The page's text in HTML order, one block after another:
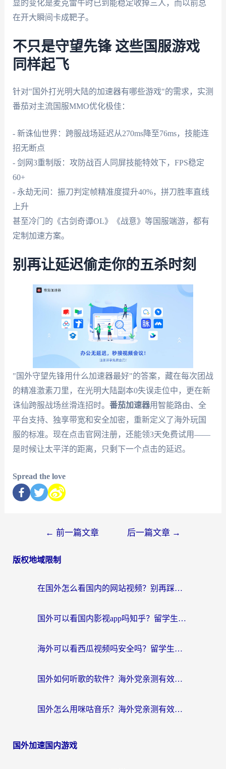
显的变化是麦克雷午时已到能稳定收掉三人，而以前总
在开大瞬间卡成靶子。
不只是守望先锋 这些国服游戏
同样起飞
针对"国外打光明大陆的加速器有哪些游戏"的需求，实测
番茄对主流国服MMO优化极佳：
- 新诛仙世界：跨服战场延迟从270ms降至76ms，技能连
招无断点
- 剑网3重制版：攻防战百人同屏技能特效下，FPS稳定
60+
- 永劫无间：振刀判定帧精准度提升40%，拼刀胜率直线
上升
甚至冷门的《古剑奇谭OL》《战意》等国服端游，都有
定制加速方案。
别再让延迟偷走你的五杀时刻
"国外守望先锋用什么加速器最好"的答案，藏在每次团战
的精准激素刀里，在光明大陆副本0失误走位中，更在新
诛仙跨服战场丝滑连招时。 番茄加速器用智能路由、全
平台支持、独享带宽和安全加密，重新定义了海外玩国
服的标准。现在点击官网注册，还能领3天免费试用——
是时候让太平洋的距离，只剩下一个点击的延迟。
Spread the love
← 前一篇文章 后一篇文章 →
版权地域限制
在国外怎么看国内的网站视频？别再踩坑！选对加速器秒回国内冲浪
国外可以看国内影视app吗知乎？留学生亲测有效的回国加速方案
海外可以看西瓜视频吗安全吗？留学生亲测：3步解决回国追剧难题，附靠谱加速器推荐
国外如何听歌的软件？海外党亲测有效的回国加速器指南
国外怎么用咪咕音乐？海外党亲测有效的听歌自由指南
国外加速国内游戏